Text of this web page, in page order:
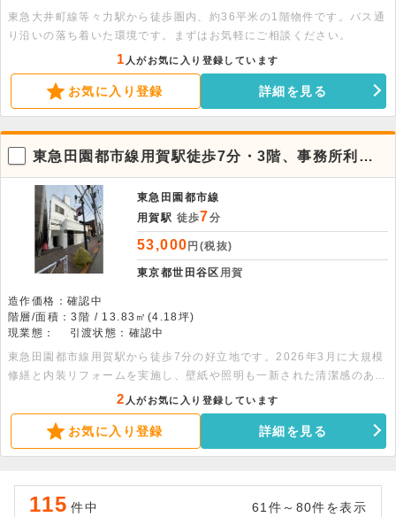
東急大井町線等々力駅から徒歩圏内、約36平米の1階物件です。バス通
り沿いの落ち着いた環境です。まずはお気軽にご相談ください。
1 人がお気に入り登録しています
お気に入り登録 詳細を見る
東急田園都市線用賀駅徒歩7分・3階、事務所利用
可能な1Rです。
東急田園都市線
用賀駅 徒歩7分
53,000 円(税抜)
東京都世田谷区 用賀
造作価格：確認中
階層/面積：3階 / 13.83㎡(4.18坪)
現業態：
引渡状態：確認中
東急田園都市線用賀駅から徒歩7分の好立地です。2026年3月に大規模
修繕と内装リフォームを実施し、壁紙や照明も一新された清潔感のある
空間です。新しく整った環境で、事業の第一歩を踏み出しませんか。
2 人がお気に入り登録しています
お気に入り登録 詳細を見る
115 件中 61件～80件を表示